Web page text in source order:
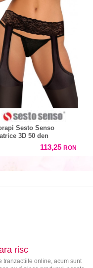
Sesto Senso
3D 50 den
113,25 RON
risc
tranzactiile online, acum sunt